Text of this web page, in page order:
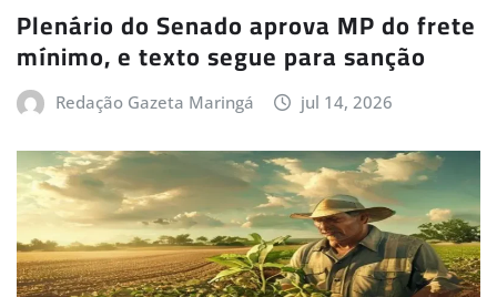
Plenário do Senado aprova MP do frete
mínimo, e texto segue para sanção
Redação Gazeta Maringá jul 14, 2026